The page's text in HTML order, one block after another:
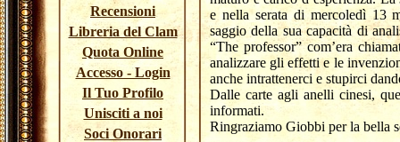
Recensioni
Libreria del Clam
Quota Online
Accesso - Login
Il Tuo Profilo
Unisciti a noi
Soci Onorari
e nella serata di mercoledì 13
saggio della sua capacità di
“The professor” com’era
analizzare gli effetti e le
anche intrattenerci e stupirci
Dalle carte agli anelli cinesi,
informati.
Ringraziamo Giobbi per la bella